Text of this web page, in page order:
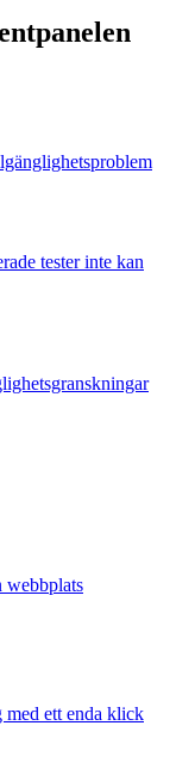
tester inte kan
webbplats
ett enda klick